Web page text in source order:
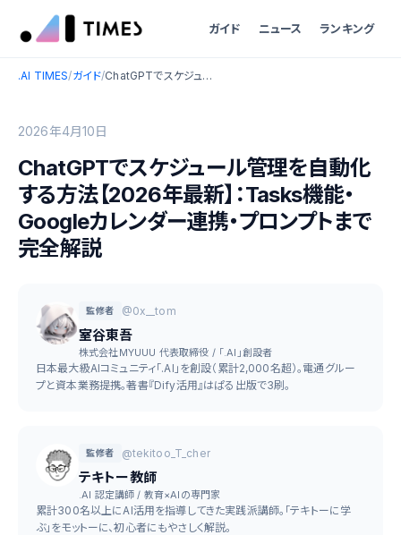
ガイド ニュース ランキング
.AI TIMES/ガイド/ ChatGPTでスケジュール管理を自動化する方法【2026年最新】：Tasks機能・Googleカレンダー連携・プロンプトまで完全解説
2026年4月10日
ChatGPTでスケジュール管理を自動化
する方法【2026年最新】：Tasks機能・
Googleカレンダー連携・プロンプトまで
完全解説
監修者 @0x__tom
室谷東吾
株式会社MYUUU 代表取締役 / 「.AI」創設者
日本最大級AIコミュニティ「.AI」を創設（累計2,000名超）。電通グルー
プと資本業務提携。著書『Dify活用』はぱる出版で3刷。
監修者 @tekitoo_T_cher
テキトー教師
.AI 認定講師 / 教育×AIの専門家
累計300名以上にAI活用を指導してきた実践派講師。「テキトーに学
ぶ」をモットーに、初心者にもやさしく解説。